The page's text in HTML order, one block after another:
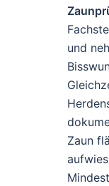
und
Zaun